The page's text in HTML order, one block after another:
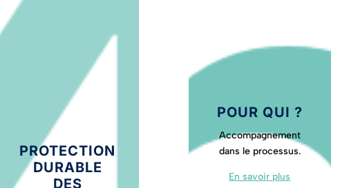
PROTECTION
DURABLE
DES
POUR QUI ?
Accompagnement
dans le processus.
En savoir plus